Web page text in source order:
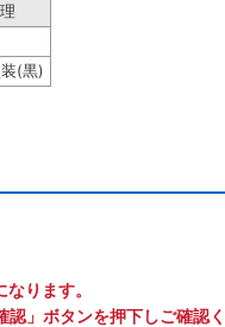
(黒)
なります。
認」ボタンを押下しご確認